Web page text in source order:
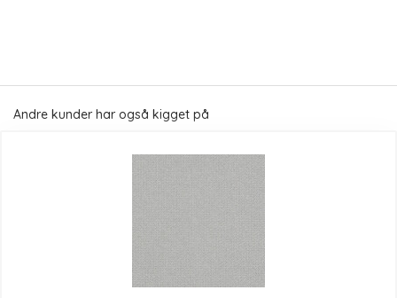
Andre kunder har også kigget på